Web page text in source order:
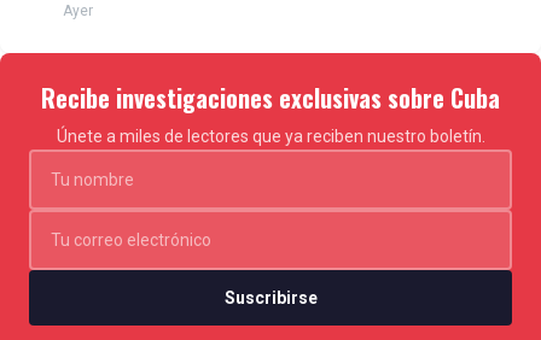
Ayer
Recibe investigaciones exclusivas sobre Cuba
Únete a miles de lectores que ya reciben nuestro boletín.
Suscribirse